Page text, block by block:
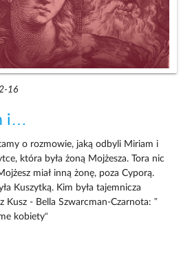
16
i…
o rozmowie, jaką odbyli Miriam i
która była żoną Mojżesza. Tora nic
miał inną żonę, poza Cyporą.
Kuszytką. Kim była tajemnicza
Kusz - Bella Szwarcman-Czarnota: ”
kobiety“